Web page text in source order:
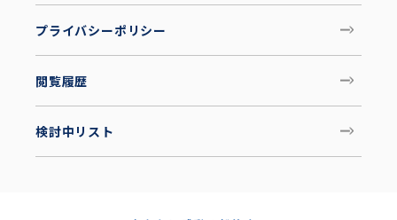
プライバシーポリシー
閲覧履歴
検討中リスト